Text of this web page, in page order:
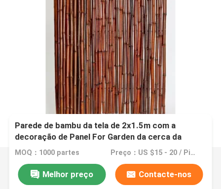
Parede de bambu da tela de 2x1.5m com a
decoração de Panel For Garden da cerca da
privacidade do quadro
MOQ：1000 partes Preço：US $15 - 20 / Pieces
Melhor preço Contacte-nos